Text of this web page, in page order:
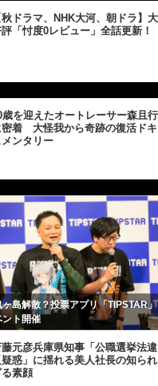
秋ドラマ、NHK大河、朝ドラ】大
「忖度0レビュー」全話更新！
歳を迎えたオートレーサー森且行
密着 大怪我から奇跡の復活ドキ
メンタリー
島解散？投票アプリ「TIPSTAR」
ント開催
元彦兵庫県知事「公職選挙法違
疑惑」に揺れる美人社長の知られ
る素顔